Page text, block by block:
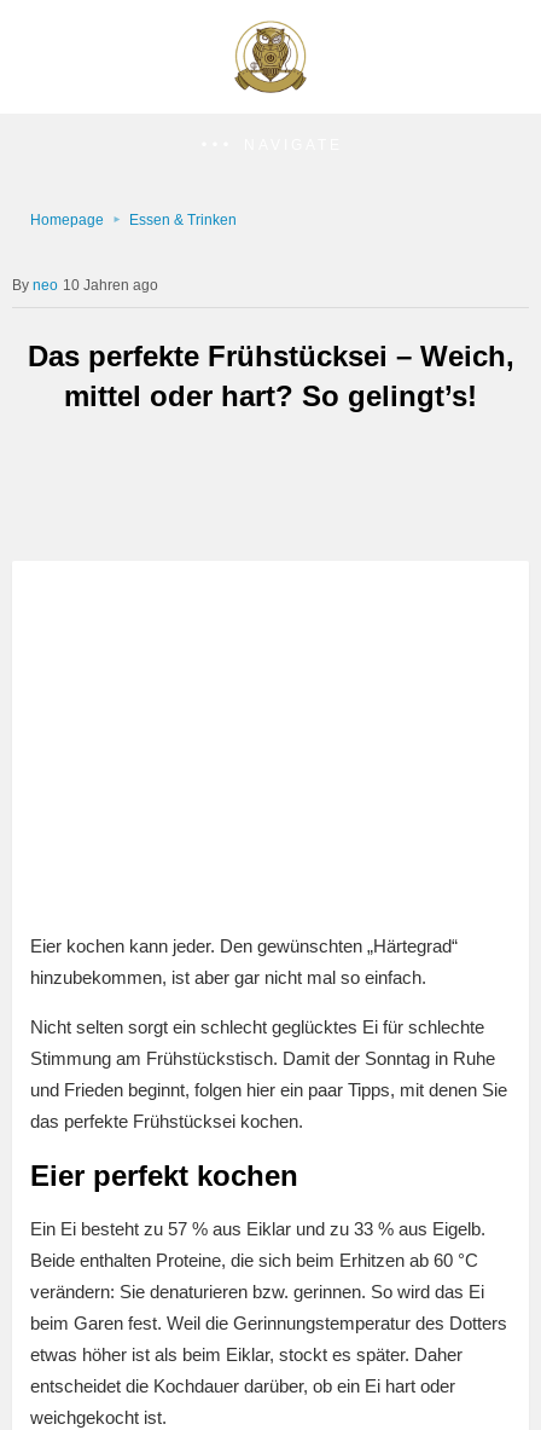
Homepage Essen & Trinken
neo 10 Jahren ago
Das perfekte Frühstücksei – Weich,
mittel oder hart? So gelingt’s!
Eier kochen kann jeder. Den gewünschten „Härtegrad“
hinzubekommen, ist aber gar nicht mal so einfach.
Nicht selten sorgt ein schlecht geglücktes Ei für schlechte
Stimmung am Frühstückstisch. Damit der Sonntag in Ruhe
und Frieden beginnt, folgen hier ein paar Tipps, mit denen Sie
das perfekte Frühstücksei kochen.
Eier perfekt kochen
Ein Ei besteht zu 57 % aus Eiklar und zu 33 % aus Eigelb.
Beide enthalten Proteine, die sich beim Erhitzen ab 60 °C
verändern: Sie denaturieren bzw. gerinnen. So wird das Ei
beim Garen fest. Weil die Gerinnungstemperatur des Dotters
etwas höher ist als beim Eiklar, stockt es später. Daher
entscheidet die Kochdauer darüber, ob ein Ei hart oder
weichgekocht ist.